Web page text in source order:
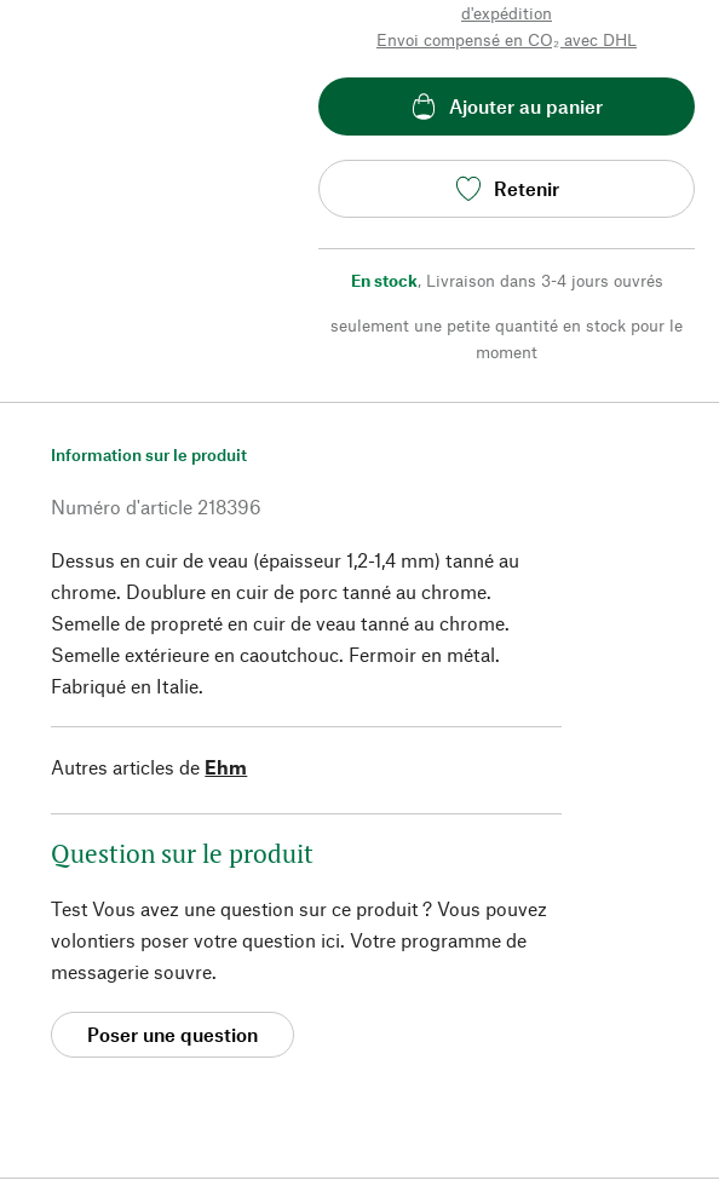
d'expédition
Envoi compensé en CO₂ avec DHL
Ajouter au panier
Retenir
En stock, Livraison dans 3-4 jours ouvrés
seulement une petite quantité en stock pour le
moment
Information sur le produit
Numéro d'article 218396
Dessus en cuir de veau (épaisseur 1,2-1,4 mm) tanné au
chrome. Doublure en cuir de porc tanné au chrome.
Semelle de propreté en cuir de veau tanné au chrome.
Semelle extérieure en caoutchouc. Fermoir en métal.
Fabriqué en Italie.
Autres articles de Ehm
Question sur le produit
Test Vous avez une question sur ce produit ? Vous pouvez
volontiers poser votre question ici. Votre programme de
messagerie souvre.
Poser une question